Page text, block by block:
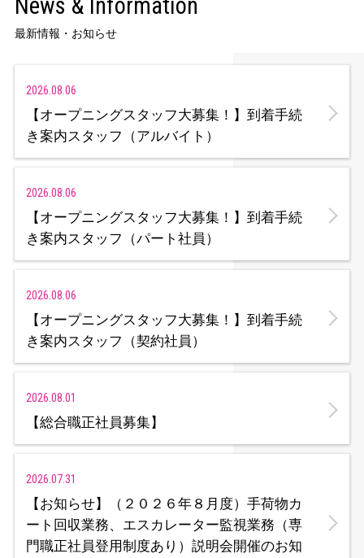
最新情報・お知らせ
2026.08.06
【オープニングスタッフ大募集！】到着手続
き案内スタッフ（アルバイト）
2026.08.06
【オープニングスタッフ大募集！】到着手続
き案内スタッフ（パート社員）
2026.08.06
【オープニングスタッフ大募集！】到着手続
き案内スタッフ（契約社員）
2026.08.01
【総合職正社員募集】
2026.07.31
【お知らせ】（２０２６年８月度）手荷物カ
ート回収業務、エスカレーター監視業務（専
門職正社員登用制度あり）説明会開催のお知